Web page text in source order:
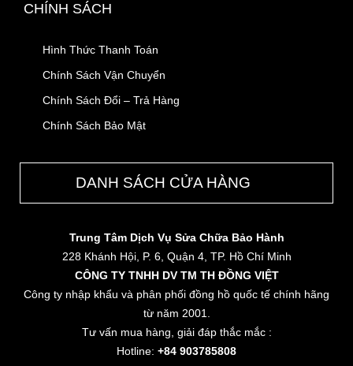
CHÍNH SÁCH
Hình Thức Thanh Toán
Chính Sách Vận Chuyển
Chính Sách Đổi – Trả Hàng
Chính Sách Bảo Mật
DANH SÁCH CỬA HÀNG
Trung Tâm Dịch Vụ Sửa Chữa Bảo Hành
228 Khánh Hội, P. 6, Quận 4, TP. Hồ Chí Minh
CÔNG TY TNHH DV TM TH ĐỒNG VIỆT
Công ty nhập khẩu và phân phối đồng hồ quốc tế chính hãng
từ năm 2001.
Tư vấn mua hàng, giải đáp thắc mắc :
Hotline: +84 903785808